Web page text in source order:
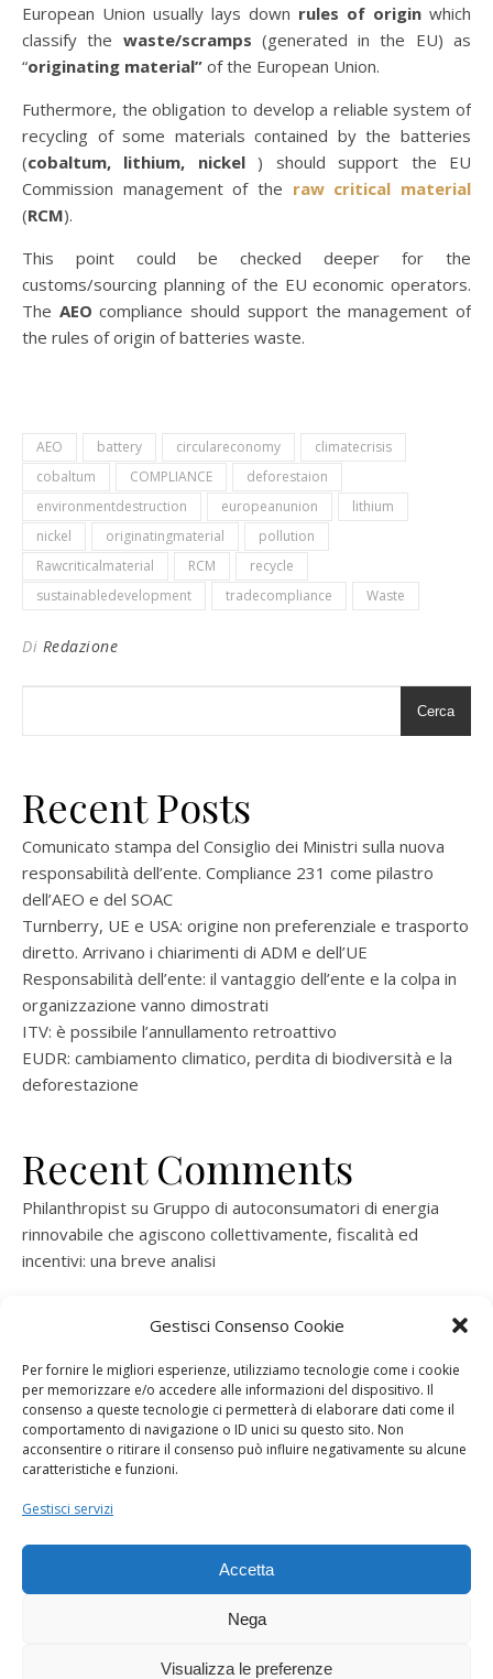
Gestisci Consenso Cookie
Per fornire le migliori esperienze, utilizziamo tecnologie come i cookie
per memorizzare e/o accedere alle informazioni del dispositivo. Il
consenso a queste tecnologie ci permetterà di elaborare dati come il
comportamento di navigazione o ID unici su questo sito. Non
acconsentire o ritirare il consenso può influire negativamente su alcune
caratteristiche e funzioni.
Gestisci servizi
Accetta
Nega
Visualizza le preferenze
European Union usually lays down rules of origin which
classify the waste/scramps (generated in the EU) as
“originating material” of the European Union.
Futhermore, the obligation to develop a reliable system of
recycling of some materials contained by the batteries
(cobaltum, lithium, nickel) should support the EU
Commission management of the raw critical material
(RCM).
This point could be checked deeper for the
customs/sourcing planning of the EU economic operators.
The AEO compliance should support the management of
the rules of origin of batteries waste.
AEO battery circulareconomy
climatecrisis
cobaltum
COMPLIANCE
deforestaion
environmentdestruction
europeanunion
lithium
nickel
originatingmaterial
pollution
Rawcriticalmaterial
RCM
recycle
sustainabledevelopment
tradecompliance Waste
Di Redazione
Cerca
Recent Posts
Comunicato stampa del Consiglio dei Ministri sulla nuova
responsabilità dell’ente. Compliance 231 come pilastro
dell’AEO e del SOAC
Turnberry, UE e USA: origine non preferenziale e trasporto
diretto. Arrivano i chiarimenti di ADM e dell’UE
Responsabilità dell’ente: il vantaggio dell’ente e la colpa in
organizzazione vanno dimostrati
ITV: è possibile l’annullamento retroattivo
EUDR: cambiamento climatico, perdita di biodiversità e la
deforestazione
Recent Comments
Philanthropist su Gruppo di autoconsumatori di energia
rinnovabile che agiscono collettivamente, fiscalità ed
incentivi: una breve analisi
rinnovabile che agiscono collettivamente, fiscalità ed
ramatogelsuGruppo di autoconsumatori di energia
rinnovabile che agiscono collettivamente, fiscalità ed
incentivi: una breve analisi
consorzio per la produzione di energia elettrica